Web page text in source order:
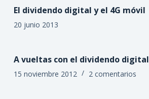
El dividendo digital y el 4G móvil
20 junio 2013
A vueltas con el dividendo digital
15 noviembre 2012 2 comentarios